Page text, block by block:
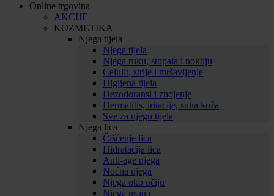
Online trgovina
AKCIJE
KOZMETIKA
Njega tijela
Njega tijela
Njega ruku, stopala i noktiju
Celulit, strije i mršavljenje
Higijena tijela
Dezodoransi i znojenje
Dermatitis, iritacije, suha koža
Sve za njegu tijela
Njega lica
Čišćenje lica
Hidratacija lica
Anti-age njega
Noćna njega
Njega oko očiju
Njega usana